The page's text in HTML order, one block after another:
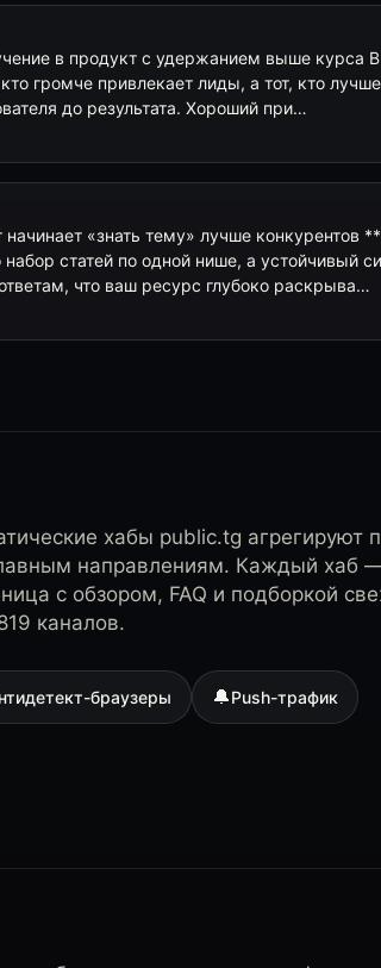
в продукт с удержанием выше курса
громче привлекает лиды, а тот, кто
до результата. Хороший при…
начинает «знать тему» лучше конкурентов
статей по одной нише, а устойчивый
что ваш ресурс глубоко раскрыва…
хабы public.tg агрегируют
направлениям. Каждый хаб
с обзором, FAQ и подборкой
каналов.
браузеры 🔔Push-трафик